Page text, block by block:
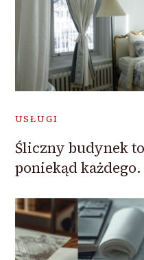
USŁUGI
Śliczny budynek
poniekąd każdego.